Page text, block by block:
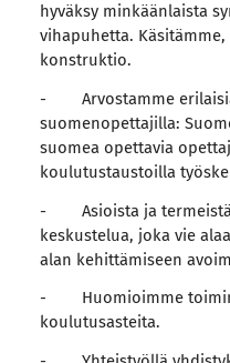
hyväksy minkäänlaista
vihapuhetta.
konstruktio.
- Arvostamme
suomenopettajilla:
suomea opettavia
koulutustaustoilla
- Asioista ja termeistä
keskustelua, joka vie
alan kehittämiseen
- Huomioimme
koulutusasteita.